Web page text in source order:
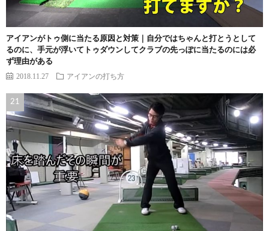
アイアンがトゥ側に当たる原因と対策｜自分ではちゃんと打とうとして
るのに、手元が浮いてトゥダウンしてクラブの先っぽに当たるのには必
ず理由がある
2018.11.27 アイアンの打ち方